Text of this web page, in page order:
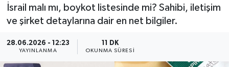
İsrail malı mı, boykot listesinde mi? Sahibi, iletişim
ve şirket detaylarına dair en net bilgiler.
28.06.2026 - 12:23
YAYINLANMA
11 DK
OKUNMA SÜRESI
Magazin
Spor
Tüm Manşetler
Haber Arşivi